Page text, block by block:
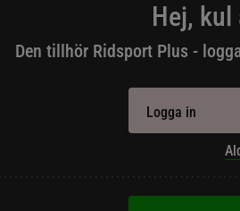
Hej,
Den tillhör Ridsport Plus -
Logga in